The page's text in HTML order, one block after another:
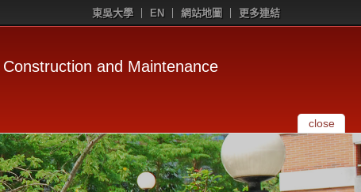
東吳大學 EN 網站地圖 更多連結
and Maintenance
close